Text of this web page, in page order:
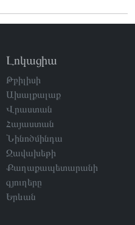
Լոկացիա
Թբիլիսի
Ախալքալաք
Վրաստան
Հայաստան
Նինոծմինդա
Ջավախեթի
Քաղաքապետարանի
գյուղերը
Երևան